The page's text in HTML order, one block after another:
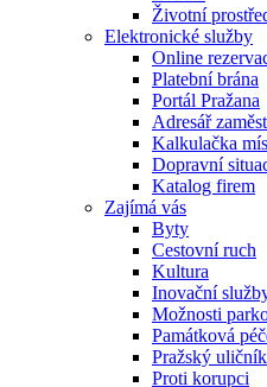
Životní
Elektronické služby
Online
Platební brána
Portál Pražana
Adresář
Kalkulačka
Dopravní
Katalog firem
Zajímá vás
Byty
Cestovní ruch
Kultura
Inovační
Možnosti
Památková
Pražský uličník
Proti korupci